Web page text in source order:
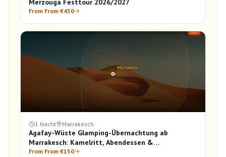
Merzouga Festtour 2026/2027
From From €450
1 Nacht Marrakesch
Agafay-Wüste Glamping-Übernachtung ab
Marrakesch: Kamelritt, Abendessen &
Sonnenaufgang
From From €150